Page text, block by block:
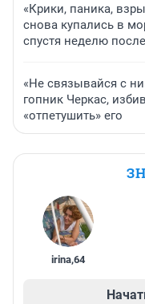
«Крики, паника,
снова купались в
спустя неделю
«Не связывайся с
гопник Черкас,
«отпетушить» его
irina,64